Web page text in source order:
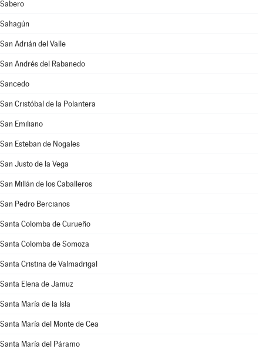
Sabero
Sahagún
San Adrián del Valle
San Andrés del Rabanedo
Sancedo
San Cristóbal de la Polantera
San Emiliano
San Esteban de Nogales
San Justo de la Vega
San Millán de los Caballeros
San Pedro Bercianos
Santa Colomba de Curueño
Santa Colomba de Somoza
Santa Cristina de Valmadrigal
Santa Elena de Jamuz
Santa María de la Isla
Santa María del Monte de Cea
Santa María del Páramo